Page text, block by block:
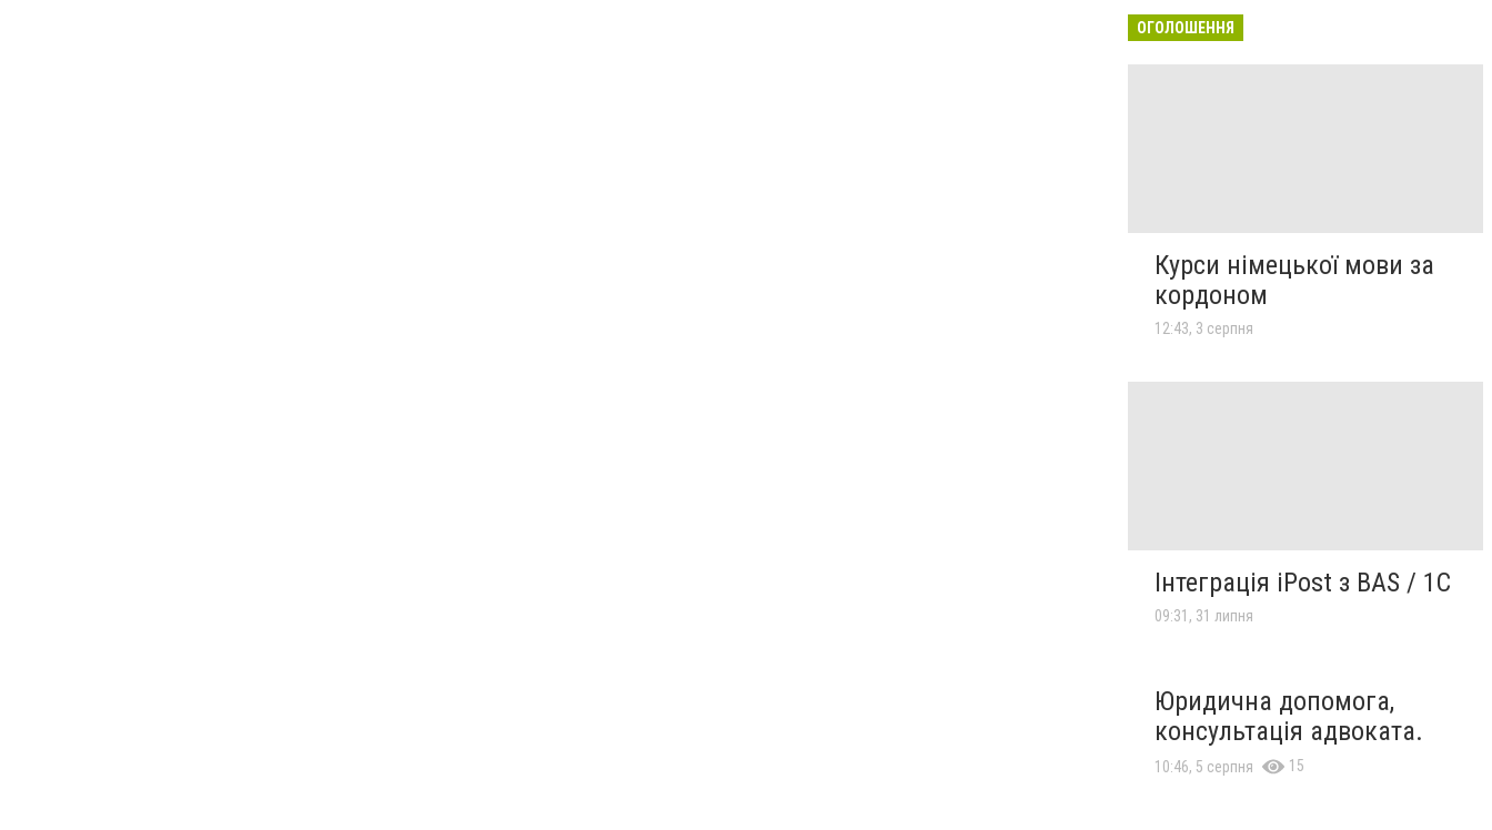
ОГОЛОШЕННЯ
Курси німецької мови за
кордоном
12:43, 3 серпня
Інтеграція iPost з BAS / 1С
09:31, 31 липня
Юридична допомога,
консультація адвоката.
10:46, 5 серпня 15